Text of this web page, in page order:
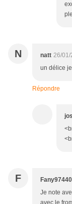
N natt 26/01/
un délice
Répondre
F Fany97440
Je note
avec le